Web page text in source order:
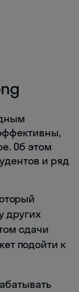
Об этом
и ряд
других
сдачи
подойти к